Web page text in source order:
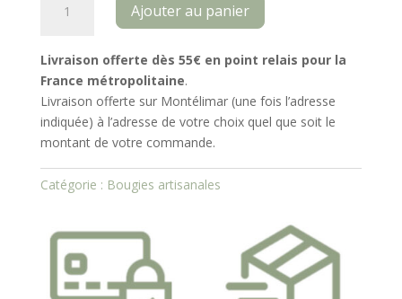
artisanale
Souvenirs
d'Enfance
Ajouter au panier
Livraison offerte dès 55€ en point relais pour la
France métropolitaine.
Livraison offerte sur Montélimar (une fois l’adresse
indiquée) à l’adresse de votre choix quel que soit le
montant de votre commande.
Catégorie : Bougies artisanales